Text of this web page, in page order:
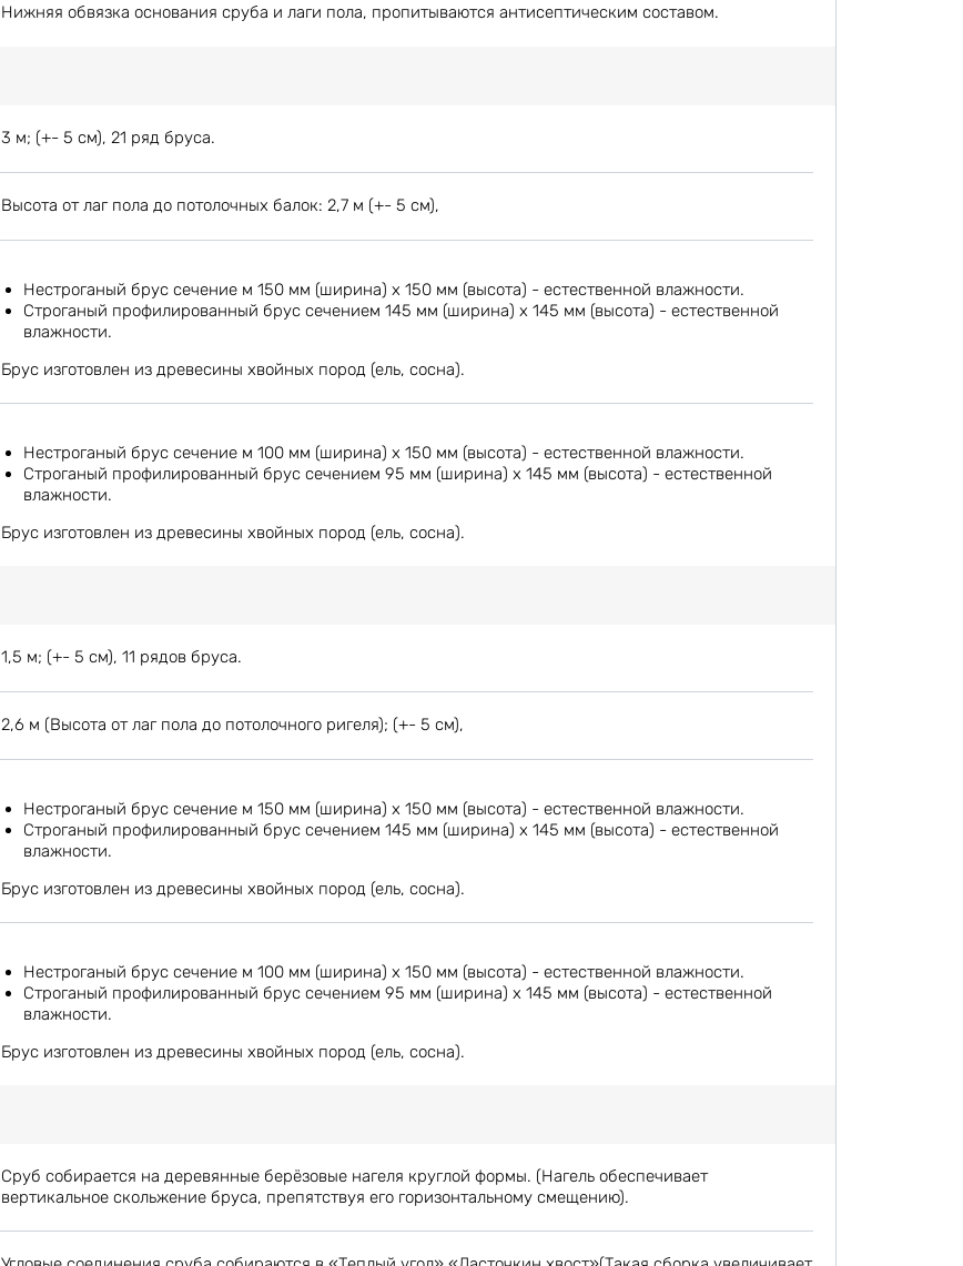
Нижняя обвязка основания сруба и лаги пола, пропитываются антисептическим составом.
3 м; (+- 5 см), 21 ряд бруса.
Высота от лаг пола до потолочных балок: 2,7 м (+- 5 см),
Нестроганый брус сечение м 150 мм (ширина) х 150 мм (высота) - естественной влажности.
Строганый профилированный брус сечением 145 мм (ширина) х 145 мм (высота) - естественной
влажности.
Брус изготовлен из древесины хвойных пород (ель, сосна).
Нестроганый брус сечение м 100 мм (ширина) х 150 мм (высота) - естественной влажности.
Строганый профилированный брус сечением 95 мм (ширина) х 145 мм (высота) - естественной
влажности.
Брус изготовлен из древесины хвойных пород (ель, сосна).
1,5 м; (+- 5 см), 11 рядов бруса.
2,6 м (Высота от лаг пола до потолочного ригеля); (+- 5 см),
Нестроганый брус сечение м 150 мм (ширина) х 150 мм (высота) - естественной влажности.
Строганый профилированный брус сечением 145 мм (ширина) х 145 мм (высота) - естественной
влажности.
Брус изготовлен из древесины хвойных пород (ель, сосна).
Нестроганый брус сечение м 100 мм (ширина) х 150 мм (высота) - естественной влажности.
Строганый профилированный брус сечением 95 мм (ширина) х 145 мм (высота) - естественной
влажности.
Брус изготовлен из древесины хвойных пород (ель, сосна).
Сруб собирается на деревянные берёзовые нагеля круглой формы. (Нагель обеспечивает
вертикальное скольжение бруса, препятствуя его горизонтальному смещению).